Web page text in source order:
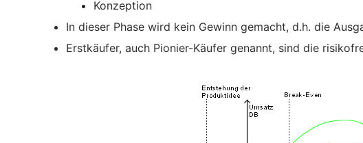
Konzeption
In dieser Phase wird kein Gewinn gemacht, d.h. die
Erstkäufer, auch Pionier-Käufer genannt, sind die